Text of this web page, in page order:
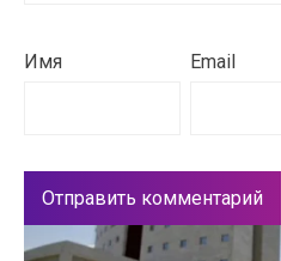
Имя Email